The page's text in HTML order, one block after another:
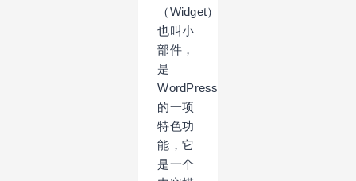
（Widget），
也叫小
部件，
是
WordPress
的一项
特色功
能，它
是一个